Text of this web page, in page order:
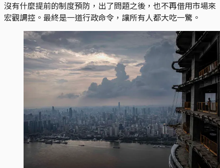
沒有什麼提前的制度預防，出了問題之後，也不再借用市場來
宏觀調控。最終是一道行政命令，讓所有人都大吃一驚。